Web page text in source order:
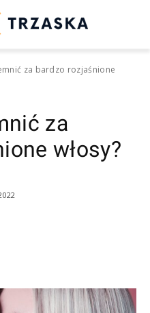
za bardzo rozjaśnione
za
włosy?